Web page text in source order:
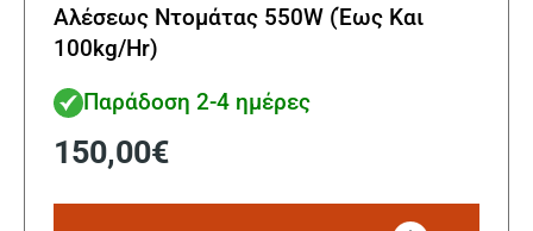
Αλέσεως Ντομάτας 550W (Έως Και
100kg/Hr)
Παράδοση 2-4 ημέρες
150,00€